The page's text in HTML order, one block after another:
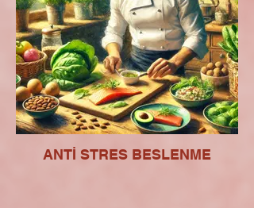
ANTİ STRES BESLENME